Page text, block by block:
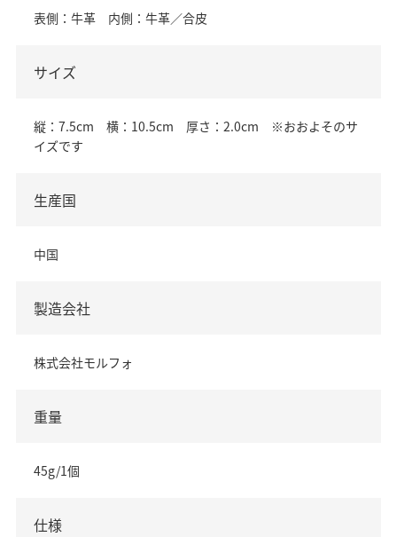
表側：牛革 内側：牛革／合皮
サイズ
縦：7.5cm 横：10.5cm 厚さ：2.0cm ※おおよそのサ
イズです
生産国
中国
製造会社
株式会社モルフォ
重量
45g/1個
仕様